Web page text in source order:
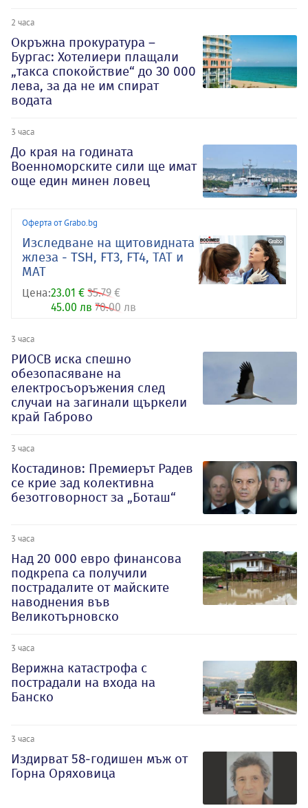
2 часа
Окръжна прокуратура –
Бургас: Хотелиери плащали
„такса спокойствие“ до 30 000
лева, за да не им спират
водата
3 часа
До края на годината
Военноморските сили ще имат
още един минен ловец
Оферта от Grabo.bg
Изследване на щитовидната
жлеза - TSH, FT3, FT4, ТАТ и
МАТ
Цена:23.01 € 35.79 €
45.00 лв 70.00 лв
3 часа
РИОСВ иска спешно
обезопасяване на
електросъоръжения след
случаи на загинали щъркели
край Габрово
3 часа
Костадинов: Премиерът Радев
се крие зад колективна
безотговорност за „Боташ“
3 часа
Над 20 000 евро финансова
подкрепа са получили
пострадалите от майските
наводнения във
Великотърновско
3 часа
Верижна катастрофа с
пострадали на входа на
Банско
3 часа
Издирват 58-годишен мъж от
Горна Оряховица